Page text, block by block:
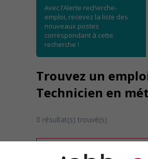
Avec l’Alerte recherche-
emploi, recevez la liste des
nouveaux postes
correspondant à cette
recherche !
Trouvez un
Technicien en
0 résultat(s) trouvé(s)
Désolé, cette